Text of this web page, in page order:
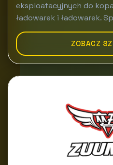
eksploatacyjnych do
ładowarek i ładowarek.
ZOBACZ